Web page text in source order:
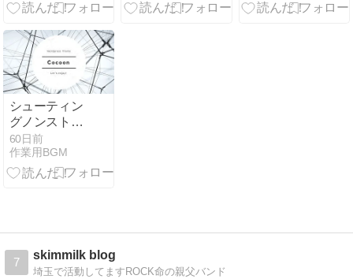
シューティン
グノンストッ
プメドレー
60日前
作業用BGM
7
skimmilk blog
埼玉で活動してますROCK命の親父バンド